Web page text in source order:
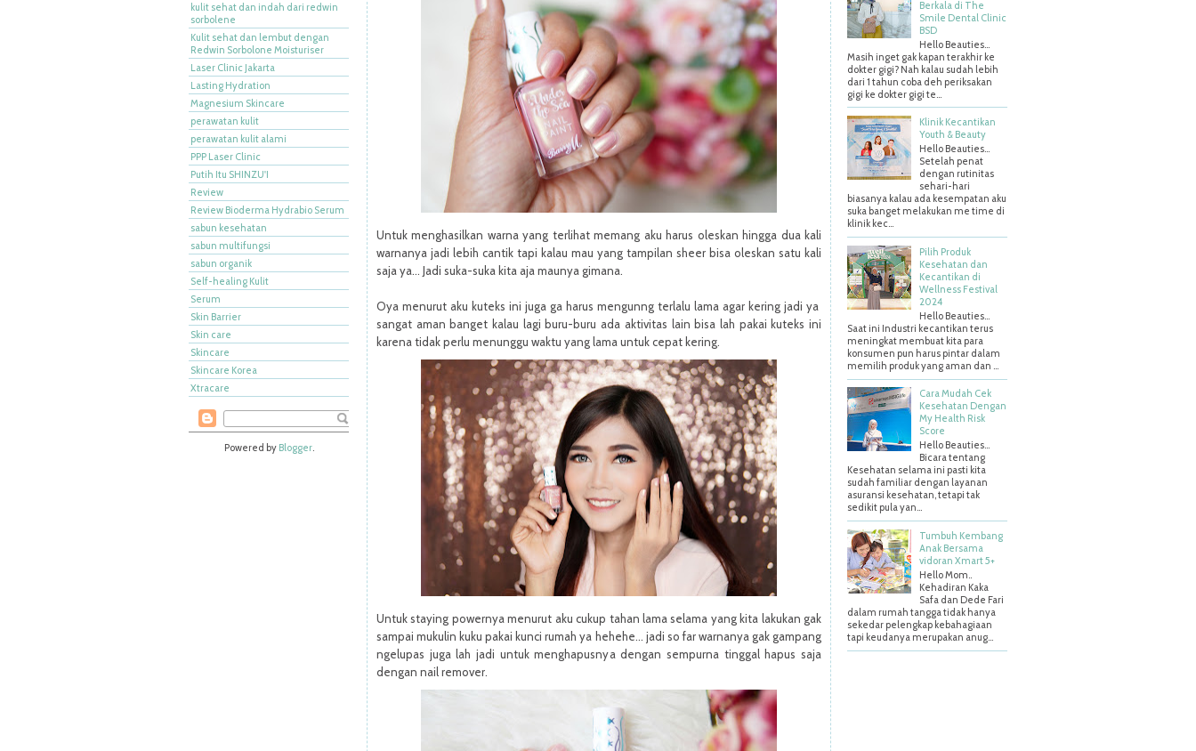
kulit sehat dan indah dari redwin
sorbolene
Kulit sehat dan lembut dengan
Redwin Sorbolone Moisturiser
Laser Clinic Jakarta
Lasting Hydration
Magnesium Skincare
perawatan kulit
perawatan kulit alami
PPP Laser Clinic
Putih Itu SHINZU'I
Review
Review Bioderma Hydrabio Serum
sabun kesehatan
sabun multifungsi
sabun organik
Self-healing Kulit
Serum
Skin Barrier
Skin care
Skincare
Skincare Korea
Xtracare
Powered by Blogger.
Untuk menghasilkan warna yang terlihat memang aku harus oleskan hingga dua kali
warnanya jadi lebih cantik tapi kalau mau yang tampilan sheer bisa oleskan satu kali
saja ya… Jadi suka-suka kita aja maunya gimana.
Oya menurut aku kuteks ini juga ga harus mengunng terlalu lama agar kering jadi ya
sangat aman banget kalau lagi buru-buru ada aktivitas lain bisa lah pakai kuteks ini
karena tidak perlu menunggu waktu yang lama untuk cepat kering.
Untuk staying powernya menurut aku cukup tahan lama selama yang kita lakukan gak
sampai mukulin kuku pakai kunci rumah ya hehehe… jadi so far warnanya gak gampang
ngelupas juga lah jadi untuk menghapusnya dengan sempurna tinggal hapus saja
dengan nail remover.
Berkala di The
Smile Dental Clinic
BSD
Hello Beauties…
Masih inget gak kapan terakhir ke
dokter gigi? Nah kalau sudah lebih
dari 1 tahun coba deh periksakan
gigi ke dokter gigi te...
Klinik Kecantikan
Youth & Beauty
Hello Beauties...
Setelah penat
dengan rutinitas
sehari-hari
biasanya kalau ada kesempatan aku
suka banget melakukan me time di
klinik kec...
Pilih Produk
Kesehatan dan
Kecantikan di
Wellness Festival
2024
Hello Beauties…
Saat ini Industri kecantikan terus
meningkat membuat kita para
konsumen pun harus pintar dalam
memilih produk yang aman dan ...
Cara Mudah Cek
Kesehatan Dengan
My Health Risk
Score
Hello Beauties…
Bicara tentang
Kesehatan selama ini pasti kita
sudah familiar dengan layanan
asuransi kesehatan, tetapi tak
sedikit pula yan...
Tumbuh Kembang
Anak Bersama
vidoran Xmart 5+
Hello Mom..
Kehadiran Kaka
Safa dan Dede Fari
dalam rumah tangga tidak hanya
sekedar pelengkap kebahagiaan
tapi keudanya merupakan anug...